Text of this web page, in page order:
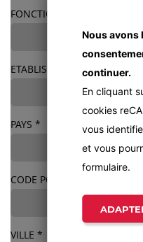
FONCTION
ETABLISSEMENT/SOCIÉTÉ
PAYS *
CODE POSTAL
VILLE *
Nous avons
continuer.
En cliquant
cookies
vous
et vous
formulaire.